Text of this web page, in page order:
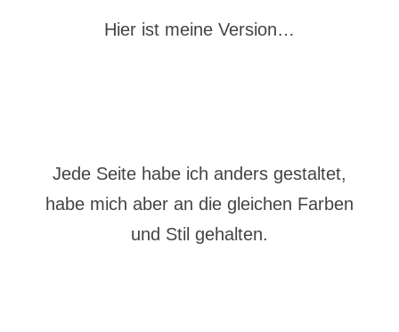
Hier ist meine Version…
Jede Seite habe ich anders gestaltet,
habe mich aber an die gleichen Farben
und Stil gehalten.